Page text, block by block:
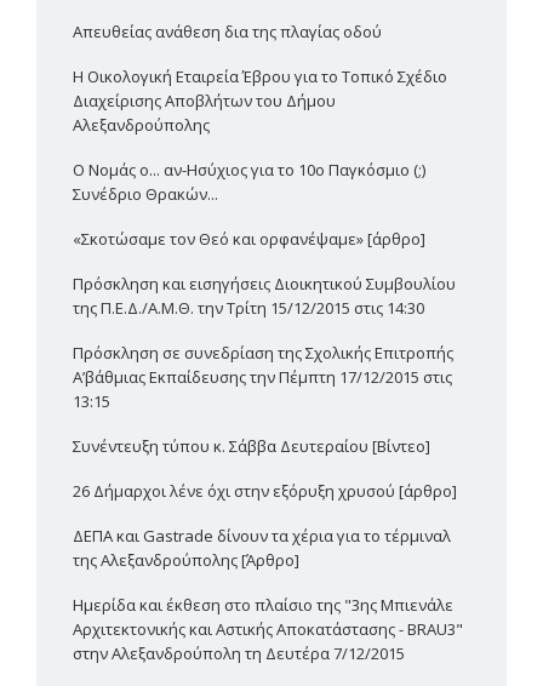
Απευθείας ανάθεση δια της πλαγίας οδού
Η Οικολογική Εταιρεία Έβρου για το Τοπικό Σχέδιο
Διαχείρισης Αποβλήτων του Δήμου
Αλεξανδρούπολης
Ο Νομάς ο... αν-Ησύχιος για το 10ο Παγκόσμιο (;)
Συνέδριο Θρακών...
«Σκοτώσαμε τον Θεό και ορφανέψαμε» [άρθρο]
Πρόσκληση και εισηγήσεις Διοικητικού Συμβουλίου
της Π.Ε.Δ./Α.Μ.Θ. την Τρίτη 15/12/2015 στις 14:30
Πρόσκληση σε συνεδρίαση της Σχολικής Επιτροπής
Α’βάθμιας Εκπαίδευσης την Πέμπτη 17/12/2015 στις
13:15
Συνέντευξη τύπου κ. Σάββα Δευτεραίου [Βίντεο]
26 Δήμαρχοι λένε όχι στην εξόρυξη χρυσού [άρθρο]
ΔΕΠΑ και Gastrade δίνουν τα χέρια για το τέρμιναλ
της Αλεξανδρούπολης [Άρθρο]
Ημερίδα και έκθεση στο πλαίσιο της "3ης Μπιενάλε
Αρχιτεκτονικής και Αστικής Αποκατάστασης - BRAU3"
στην Αλεξανδρούπολη τη Δευτέρα 7/12/2015